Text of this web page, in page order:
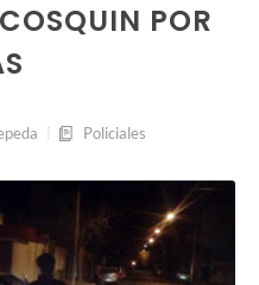
POR
Policiales